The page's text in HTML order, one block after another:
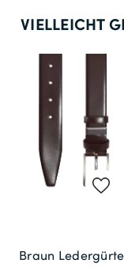
VIELLEICHT
Braun